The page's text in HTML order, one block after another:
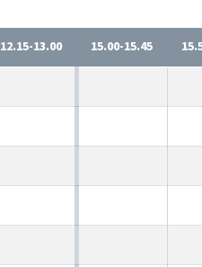
12.15-13.00 15.00-15.45